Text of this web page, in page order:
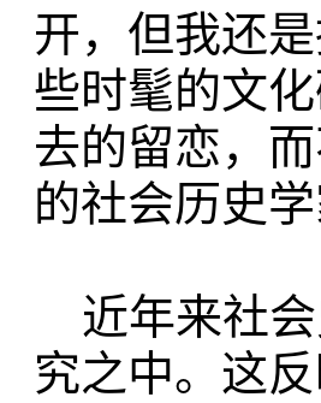
开，但我还
些时髦的文
去的留恋，
的社会历史
近年来社会
究之中。这